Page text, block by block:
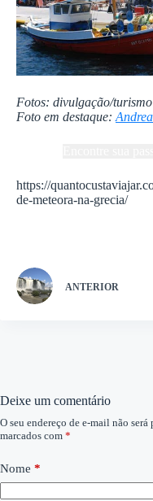
Fotos: divulgação/
Foto em destaque:
https://
de-meteora-na-grecia/
ANTERIOR
Deixe um comentário
O seu endereço de e-mail não
marcados com *
Nome *